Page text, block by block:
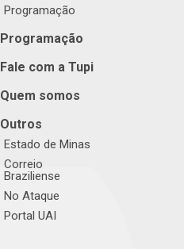
Programação
Programação
Fale com a Tupi
Quem somos
Outros
Estado de Minas
Correio
Braziliense
No Ataque
Portal UAI